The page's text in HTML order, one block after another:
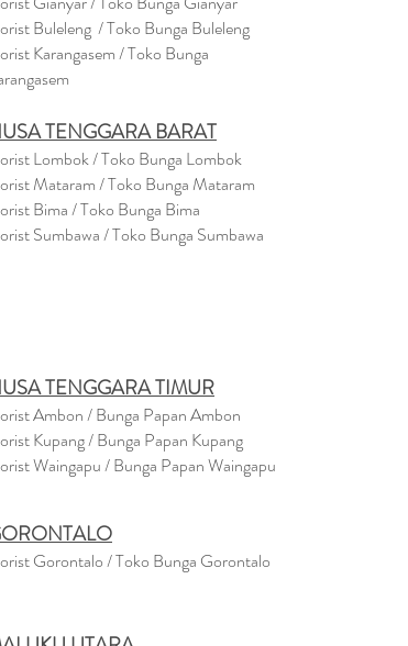
Buleleng / Toko Bunga Buleleng
Karangasem / Toko Bunga
TENGGARA BARAT
Lombok / Toko Bunga Lombok
Mataram/ Toko Bunga Mataram
Bima / Toko Bunga Bima
Sumbawa / Toko Bunga Sumbawa
TENGGARA TIMUR
Ambon / Bunga Papan Ambon
Kupang / Bunga Papan Kupang
Waingapu / Bunga Papan Waingapu
Gorontalo / Toko Bunga Gorontalo